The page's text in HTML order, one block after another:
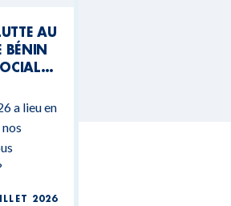
AU
BÉNIN
a lieu en
2026